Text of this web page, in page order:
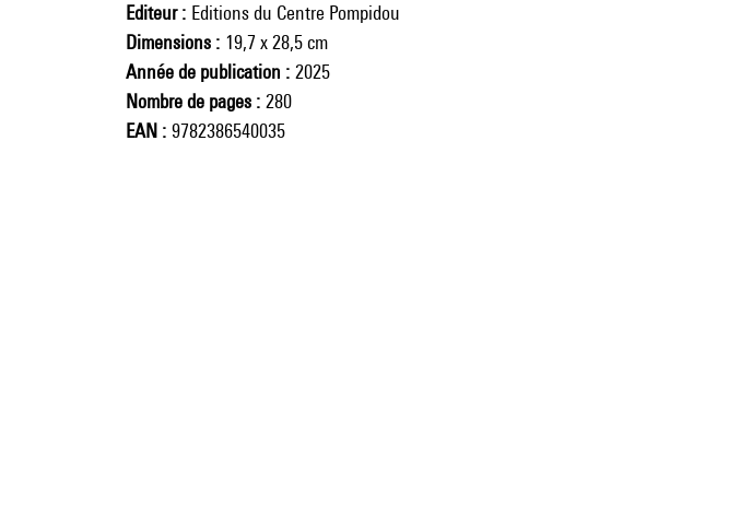
Editeur
Editions du Centre Pompidou
Dimensions
19,7 x 28,5 cm
Année de publication
2025
Nombre de pages
280
EAN
9782386540035